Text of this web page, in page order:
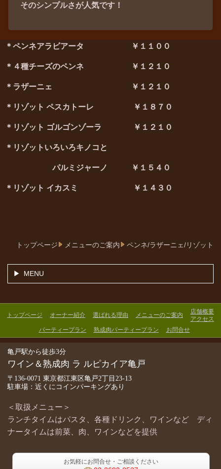
そのシンプルさが人気です！
＊ペンネアラビアータ ￥１１００
＊４種チーズのペンネ ￥１２１０
＊ラザーニェ ￥１２１０
＊リゾット ペスカトーレ ￥１８７０
＊リゾット ゴルゴンゾーラ ￥１２１０
＊リゾットいろいろキノコと
パルミジャーノ ￥１５４０
＊リゾット イカスミ ￥１４３０
トップページ メニューのご案内 ペンネ/ラザーニェ/リゾット
MENU
トップページ オーナー紹介 選ばれる理由 メニューのご案内
店舗概要
アクセス
パーティープラン
熟成肉パーティープラン お問合せ
亀戸駅から徒歩3分
ワイン＆熟成肉 ラ ルピカイア亀戸
〒136-0071 東京都江東区亀戸2丁目23-13
駐車場：近くにコインパーキングあり
＜取扱メニュー＞
ランチタイムはパスタ、各種ドリンク、ワインなど ディ
ナータイムは前菜、肉、ワインなどを提供
お気軽にお問合せ・ご相談ください